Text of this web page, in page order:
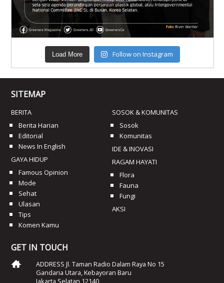
Load More Follow on Instagram
SITEMAP
BERITA
Berita Harian
Editorial
News In English
GAYA HIDUP
Famous Opinion
Mode
Sehat
Ulasan
Tips
Komen Kamu
SOSOK & KOMUNITAS
Sosok
Komunitas
IDE & INOVASI
RAGAM HAYATI
Flora
Fauna
Fungi
AKSI
GET IN TOUCH
ADDRESS Jl. Taman Radio Dalam Raya No 15
Gandaria Utara, Kebayoran Baru
Jakarta Selatan 12140